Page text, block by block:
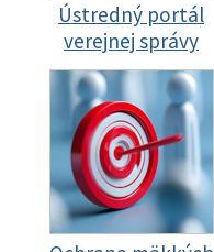
Ústredný portál
verejnej správy